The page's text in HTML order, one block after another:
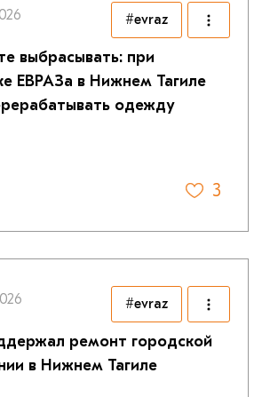
выбрасывать: при
ЕВРАЗа в Нижнем Тагиле
одежду
#evraz
3
ремонт городской
в Нижнем Тагиле
#evraz